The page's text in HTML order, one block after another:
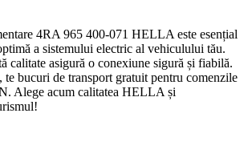
4RA 965 400-071 HELLA este esențial
a sistemului electric al vehiculului tău.
calitate asigură o conexiune sigură și fiabilă.
te bucuri de transport gratuit pentru comenzile
Alege acum calitatea HELLA și